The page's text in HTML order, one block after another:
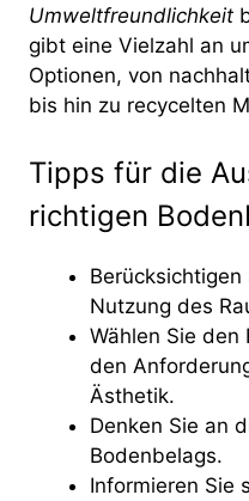
Umweltfreundlichkeit
gibt eine Vielzahl an
Optionen, von
bis hin zu recycelten
Tipps für die
richtigen
Nutzung des
Wählen Sie
den
Ästhetik.
Denken Sie an
Bodenbelags.
Informieren Sie